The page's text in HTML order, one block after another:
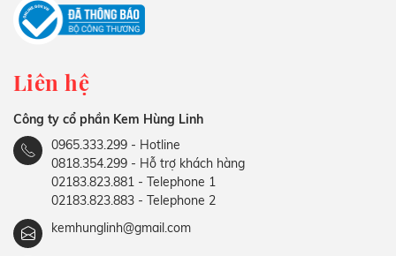
Liên hệ
Công ty cổ phần Kem Hùng Linh
0965.333.299 - Hotline
0818.354.299 - Hỗ trợ khách hàng
02183.823.881 - Telephone 1
02183.823.883 - Telephone 2
kemhunglinh@gmail.com